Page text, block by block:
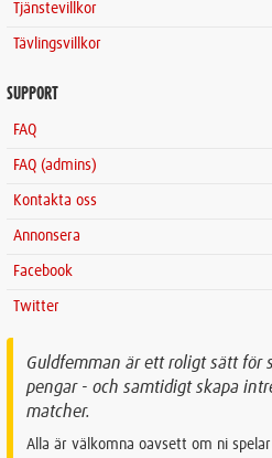
Tjänstevillkor
Tävlingsvillkor
SUPPORT
FAQ
FAQ (admins)
Kontakta oss
Annonsera
Facebook
Twitter
Guldfemman är ett roligt sätt för
pengar - och samtidigt skapa
matcher.
Alla är välkomna oavsett om ni